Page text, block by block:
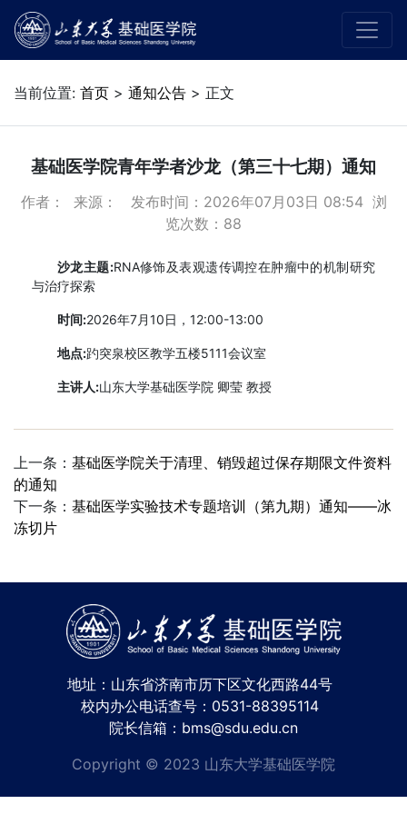
当前位置: 首页 > 通知公告 > 正文
基础医学院青年学者沙龙（第三十七期）通知
作者： 来源： 发布时间：2026年07月03日 08:54 浏
览次数： 88
沙龙主题:RNA修饰及表观遗传调控在肿瘤中的机制研究
与治疗探索
时间:2026年7月10日，12:00-13:00
地点:趵突泉校区教学五楼5111会议室
主讲人:山东大学基础医学院 卿莹 教授
上一条： 基础医学院关于清理、销毁超过保存期限文件资料
的通知
下一条： 基础医学实验技术专题培训（第九期）通知——冰
冻切片
地址：山东省济南市历下区文化西路44号
校内办公电话查号：0531-88395114
院长信箱：bms@sdu.edu.cn
Copyright © 2023 山东大学基础医学院